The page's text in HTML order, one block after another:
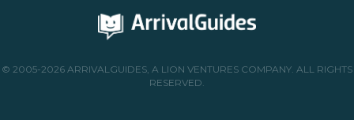
© 2005-2026 ARRIVALGUIDES, A LION VENTURES COMPANY. ALL RIGHTS
RESERVED.